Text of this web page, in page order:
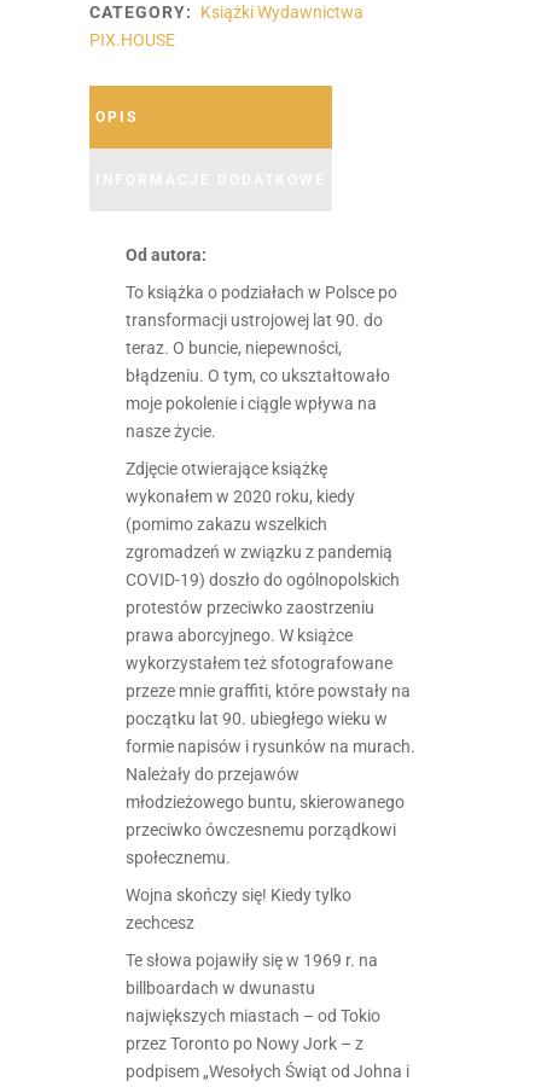
Forecki
CATEGORY:
Książki Wydawnictwa
PIX.HOUSE
OPIS
Od autora:
To książka o podziałach w Polsce po
transformacji ustrojowej lat 90. do
teraz. O buncie, niepewności,
błądzeniu. O tym, co ukształtowało
moje pokolenie i ciągle wpływa na
nasze życie.
Zdjęcie otwierające książkę
wykonałem w 2020 roku, kiedy
(pomimo zakazu wszelkich
zgromadzeń w związku z pandemią
COVID-19) doszło do ogólnopolskich
protestów przeciwko zaostrzeniu
prawa aborcyjnego. W książce
wykorzystałem też sfotografowane
przeze mnie graffiti, które powstały na
początku lat 90. ubiegłego wieku w
formie napisów i rysunków na murach.
Należały do przejawów
młodzieżowego buntu, skierowanego
przeciwko ówczesnemu porządkowi
społecznemu.
Wojna skończy się! Kiedy tylko
zechcesz
Te słowa pojawiły się w 1969 r. na
billboardach w dwunastu
największych miastach – od Tokio
przez Toronto po Nowy Jork – z
podpisem „Wesołych Świąt od Johna i